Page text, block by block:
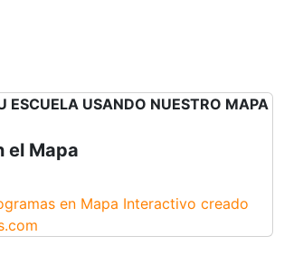
ESCUELA USANDO NUESTRO MAPA
el Mapa
en Mapa Interactivo creado